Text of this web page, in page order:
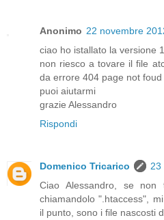
Anonimo 22 novembre
ciao ho istallato la versione
non riesco a tovare il file
da errore 404 page not foud
puoi aiutarmi
grazie Alessandro
Rispondi
Domenico Tricarico
23
Ciao Alessandro, se
chiamandolo ".htaccess",
il punto, sono i file nascosti